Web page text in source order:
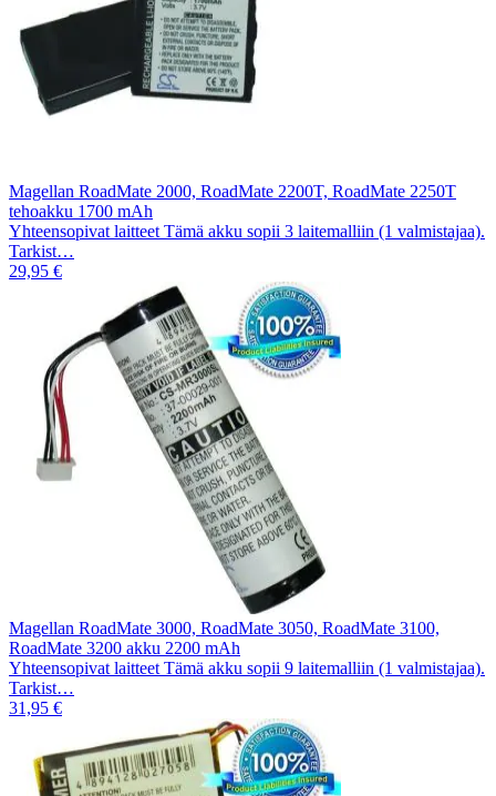
Magellan RoadMate 2000, RoadMate 2200T, RoadMate 2250T
tehoakku 1700 mAh
Yhteensopivat laitteet Tämä akku sopii 3 laitemalliin (1 valmistajaa).
Tarkist…
29,95 €
Magellan RoadMate 3000, RoadMate 3050, RoadMate 3100,
RoadMate 3200 akku 2200 mAh
Yhteensopivat laitteet Tämä akku sopii 9 laitemalliin (1 valmistajaa).
Tarkist…
31,95 €